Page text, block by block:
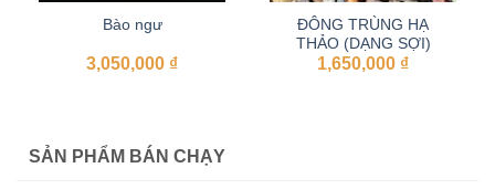
Bào ngư
3,050,000 ₫
ĐÔNG TRÙNG HẠ
THẢO (DẠNG SỢI)
1,650,000 ₫
SẢN PHẨM BÁN CHẠY